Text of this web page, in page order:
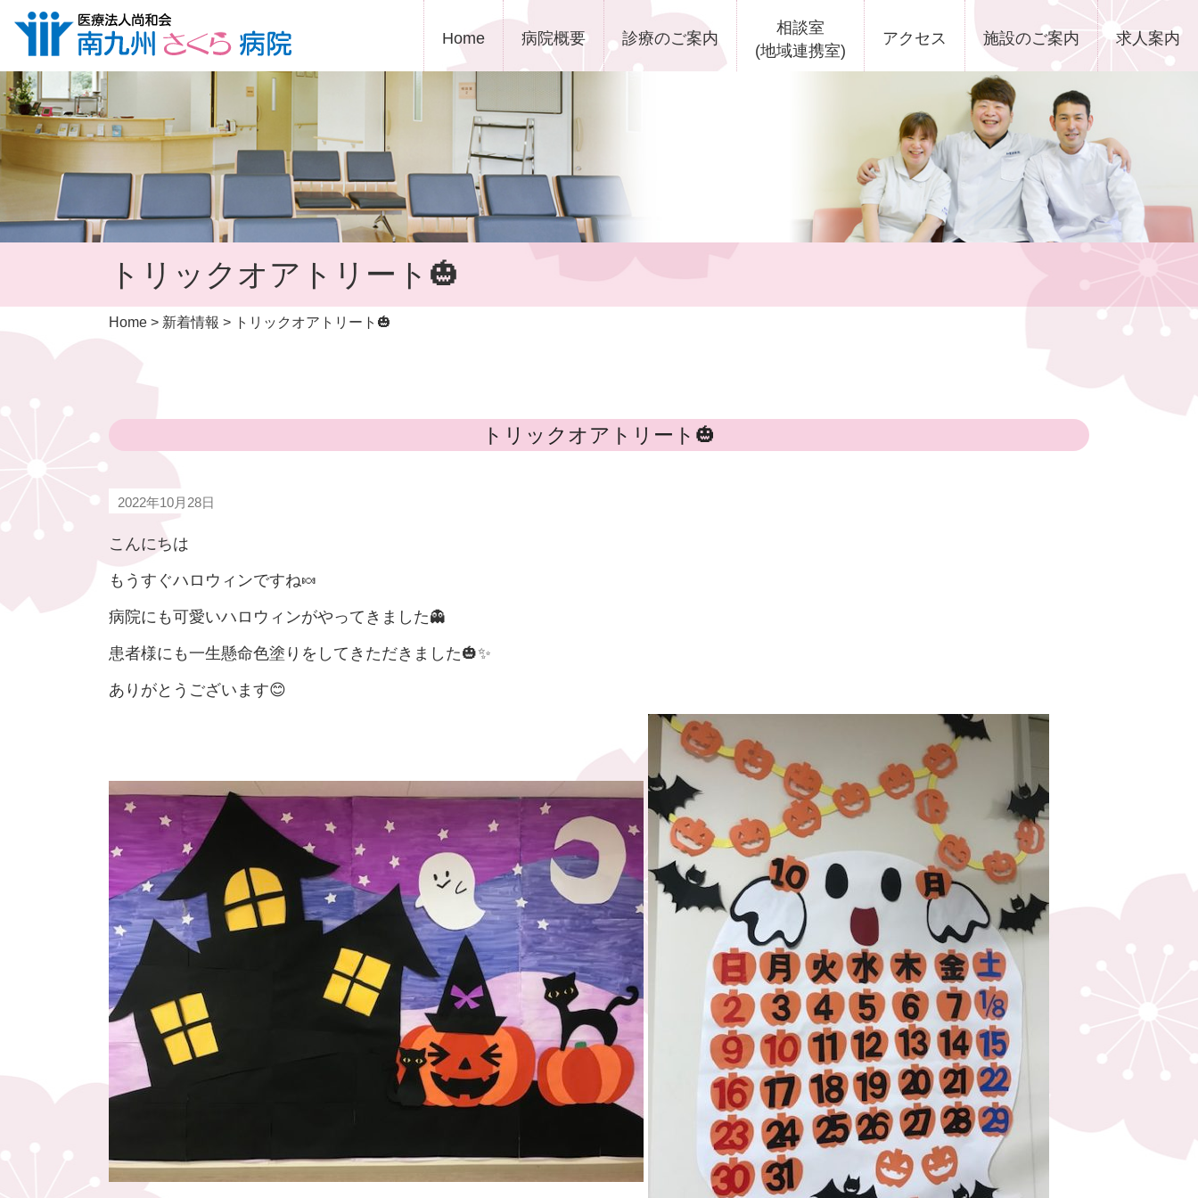
Skip to content
Home
病院概要 診療のご案内
相談室
(地域連携室)
アクセス 施設のご案内 求人案内
トリックオアトリート🎃
Home > 新着情報 > トリックオアトリート🎃
トリックオアトリート🎃
2022年10月28日
こんにちは
もうすぐハロウィンですね🍬
病院にも可愛いハロウィンがやってきました👻
患者様にも一生懸命色塗りをしてきただきました🎃✨
ありがとうございます😊